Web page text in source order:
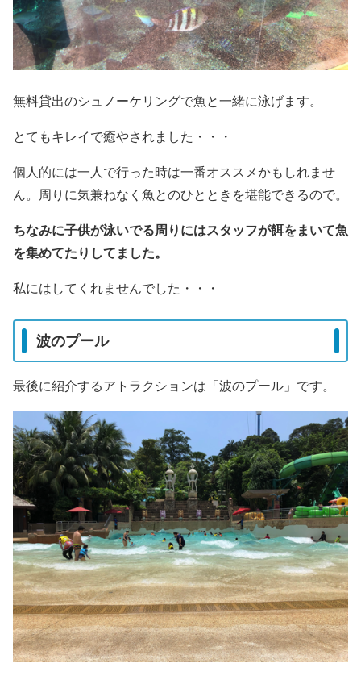
無料貸出のシュノーケリングで魚と一緒に泳げます。
とてもキレイで癒やされました・・・
個人的には一人で行った時は一番オススメかもしれませ
ん。周りに気兼ねなく魚とのひとときを堪能できるので。
ちなみに子供が泳いでる周りにはスタッフが餌をまいて魚
を集めてたりしてました。
私にはしてくれませんでした・・・
波のプール
最後に紹介するアトラクションは「波のプール」です。